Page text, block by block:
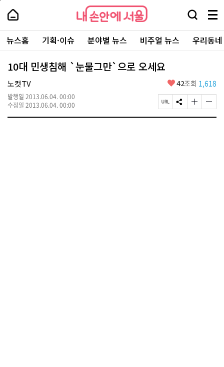
본
로
가
내
손
안
에
서
울
-
서
울
시
대
표
소
내
손
에
울
검
창
열
기
메
뉴
전
체
보
주
요
서
뉴스홈 기획·이슈 분야별 뉴스 비주얼 뉴스 우리동
10대 민생침해 `눈물그만`으로 오세요
노컷TV
발행일 2013.06.04. 00:00
수정일 2013.06.04. 00:00
좋
요
42조회 1,618
페
이
S
N
글
자
글
자
페
상
단
로